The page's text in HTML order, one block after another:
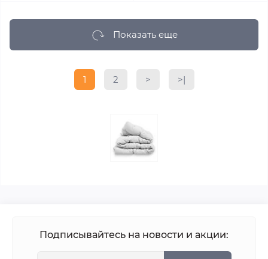
Показать еще
1 2 > >|
Подписывайтесь на новости и акции: